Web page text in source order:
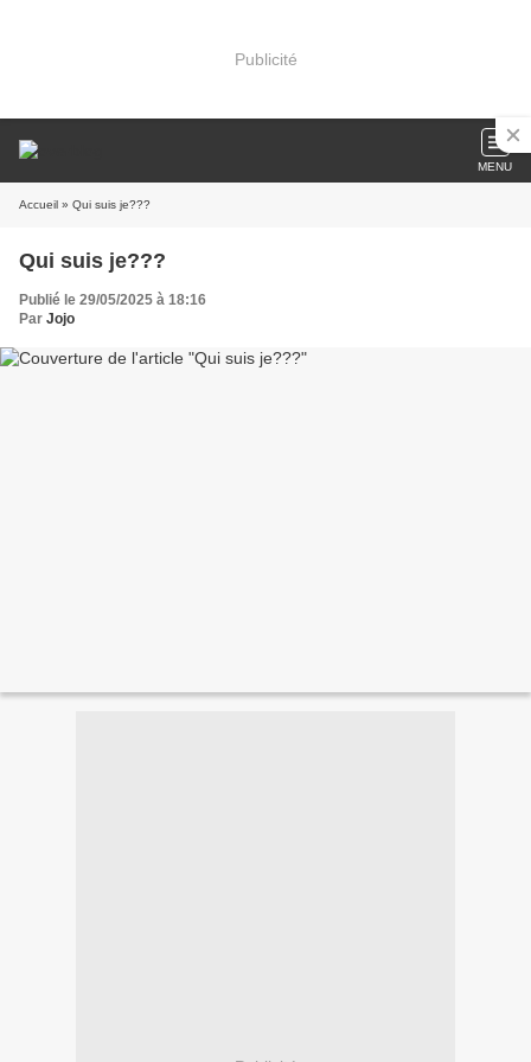
Publicité
MENU
Accueil » Qui suis je???
Qui suis je???
Publié le 29/05/2025 à 18:16
Par Jojo